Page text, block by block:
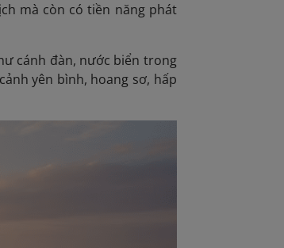
mà còn có tiền năng phát
cánh đàn, nước biển trong
yên bình, hoang sơ, hấp